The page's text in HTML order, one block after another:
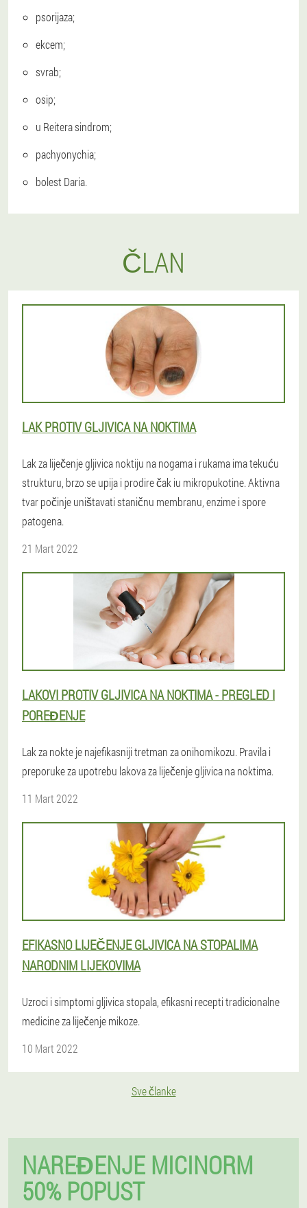
psorijaza;
ekcem;
svrab;
osip;
u Reitera sindrom;
pachyonychia;
bolest Daria.
ČLAN
LAK PROTIV GLJIVICA NA NOKTIMA
Lak za liječenje gljivica noktiju na nogama i rukama ima tekuću
strukturu, brzo se upija i prodire čak iu mikropukotine. Aktivna
tvar počinje uništavati staničnu membranu, enzime i spore
patogena.
21 Mart 2022
LAKOVI PROTIV GLJIVICA NA NOKTIMA - PREGLED I
POREĐENJE
Lak za nokte je najefikasniji tretman za onihomikozu. Pravila i
preporuke za upotrebu lakova za liječenje gljivica na noktima.
11 Mart 2022
EFIKASNO LIJEČENJE GLJIVICA NA STOPALIMA
NARODNIM LIJEKOVIMA
Uzroci i simptomi gljivica stopala, efikasni recepti tradicionalne
medicine za liječenje mikoze.
10 Mart 2022
Sve članke
NAREĐENJE MICINORM
50% POPUST